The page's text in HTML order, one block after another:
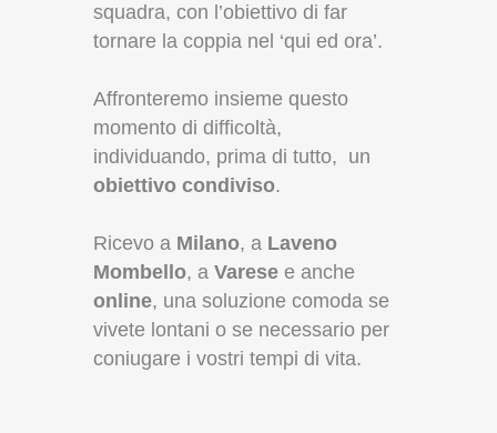
squadra, con l’obiettivo di far
tornare la coppia nel ‘qui ed ora’.
Affronteremo insieme questo
momento di difficoltà,
individuando, prima di tutto, un
obiettivo condiviso.
Ricevo a Milano, a Laveno
Mombello, a Varese e anche
online, una soluzione comoda se
vivete lontani o se necessario per
coniugare i vostri tempi di vita.